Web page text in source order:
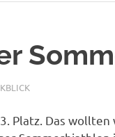
Platz. Das